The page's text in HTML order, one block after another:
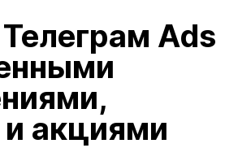
Ads
акциями